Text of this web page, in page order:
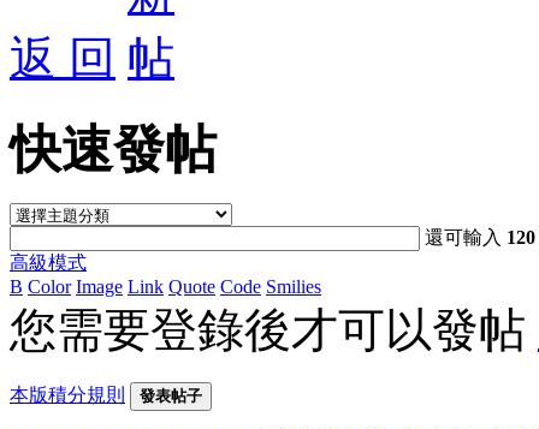
返 回
快速發帖
還可輸入 120
高級模式
B Color Image Link Quote Code Smilies
您需要登錄後才可以發帖
本版積分規則 發表帖子